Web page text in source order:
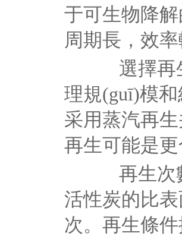
于可生物降
周期長，效
選擇再生
理規(guī)模
采用蒸汽再
再生可能是
再生次數
活性炭的比
次。再生條